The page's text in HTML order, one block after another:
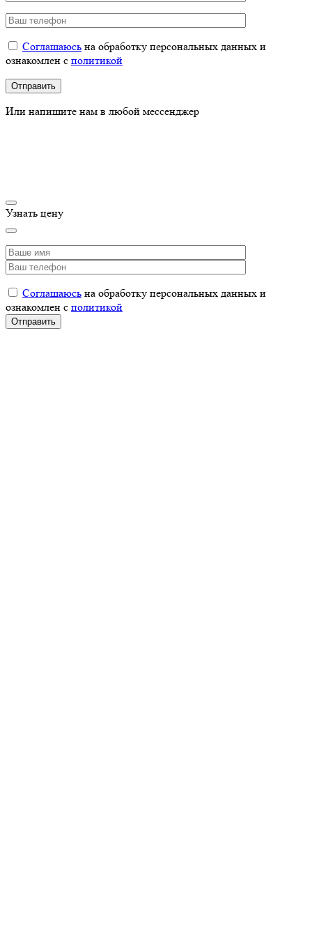
Соглашаюсь на обработку персональных данных и
ознакомлен с политикой
Или напишите нам в любой мессенджер
Узнать цену
Соглашаюсь на обработку персональных данных и
ознакомлен с политикой